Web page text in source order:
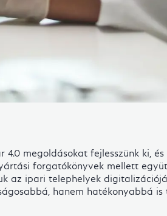
megoldásokat fejlesszünk ki,
forgatókönyvek mellett
az ipari telephelyek
hanem hatékonyabbá is